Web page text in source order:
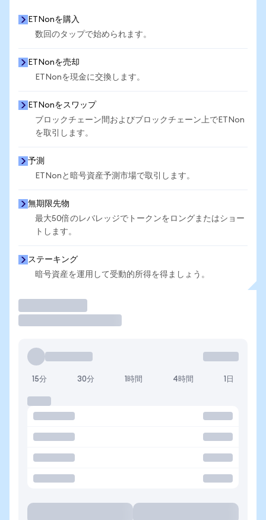
ETNonを購入
数回のタップで始められます。
ETNonを売却
ETNonを現金に交換します。
ETNonをスワップ
ブロックチェーン間およびブロックチェーン上でETNon
を取引します。
予測
ETNonと暗号資産予測市場で取引します。
無期限先物
最大50倍のレバレッジでトークンをロングまたはショー
トします。
ステーキング
暗号資産を運用して受動的所得を得ましょう。
15分 30分 1時間 4時間 1日